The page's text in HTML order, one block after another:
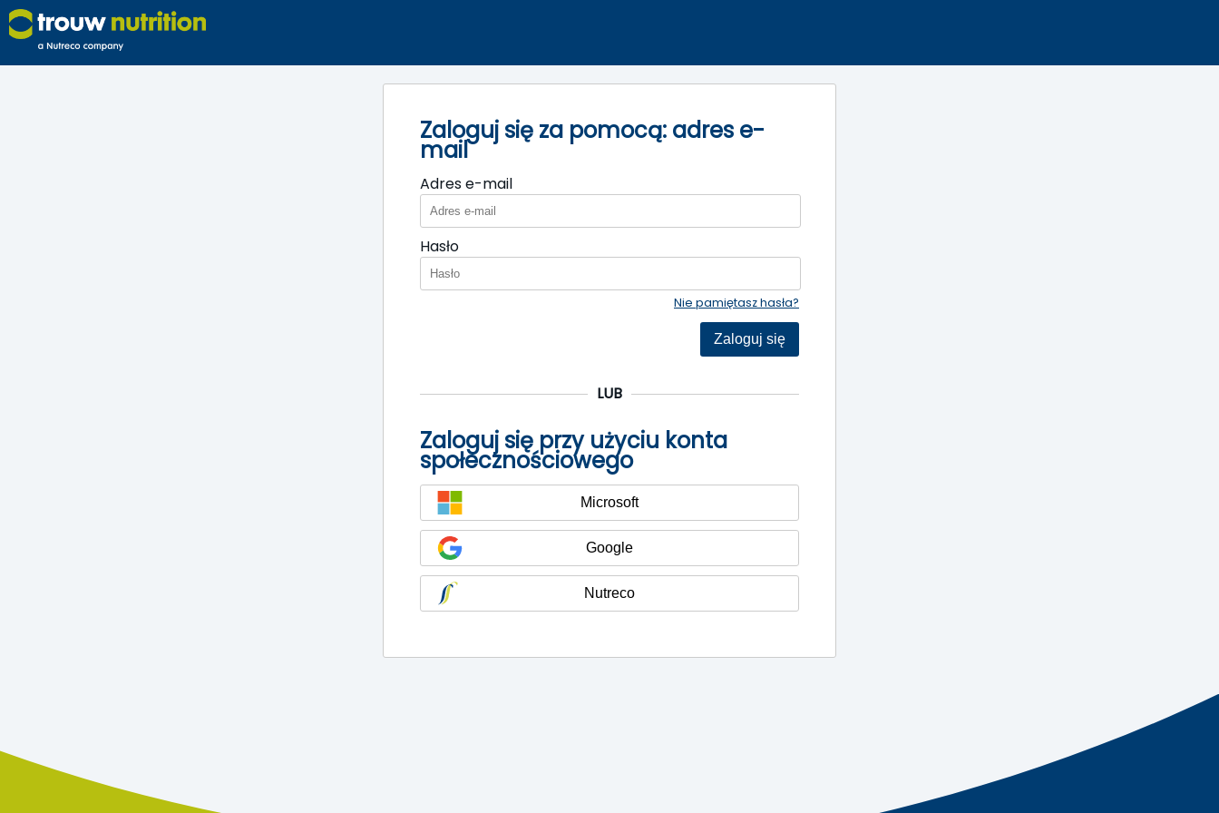
Zaloguj się przy użyciu konta
społecznościowego
Microsoft
Google
Nutreco
LUB
Zaloguj się za pomocą: adres e-
mail
Adres e-mail
Hasło
Nie pamiętasz hasła?
Zaloguj się